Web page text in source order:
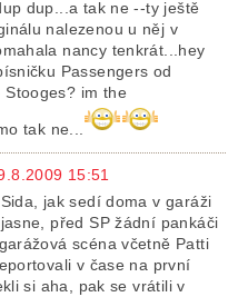
dup...a tak ne --ty ještě
nalezenou u něj v
nancy tenkrát...hey
Passengers od
im the
tak ne...
15:51
jak sedí doma v garáži
před SP žádní pankáči
scéna včetně Patti
v čase na první
si aha, pak se vrátili v